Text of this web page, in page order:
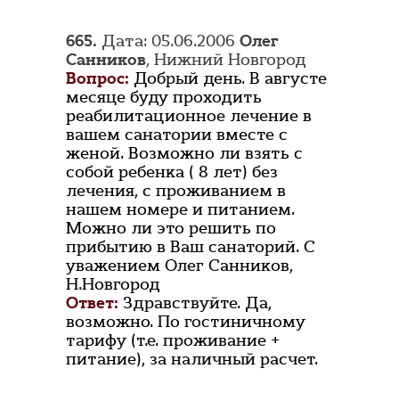
665. Дата: 05.06.2006 Олег
Санников, Нижний Новгород
Вопрос: Добрый день. В августе
месяце буду проходить
реабилитационное лечение в
вашем санатории вместе с
женой. Возможно ли взять с
собой ребенка ( 8 лет) без
лечения, с проживанием в
нашем номере и питанием.
Можно ли это решить по
прибытию в Ваш санаторий. С
уважением Олег Санников,
Н.Новгород
Ответ: Здравствуйте. Да,
возможно. По гостиничному
тарифу (т.е. проживание +
питание), за наличный расчет.